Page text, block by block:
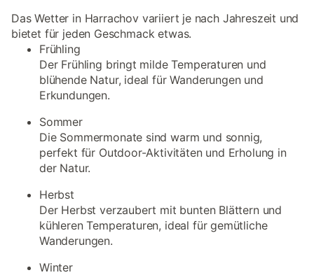
Das Wetter in Harrachov variiert je nach Jahreszeit und
bietet für jeden Geschmack etwas.
Frühling
Der Frühling bringt milde Temperaturen und
blühende Natur, ideal für Wanderungen und
Erkundungen.
Sommer
Die Sommermonate sind warm und sonnig,
perfekt für Outdoor-Aktivitäten und Erholung in
der Natur.
Herbst
Der Herbst verzaubert mit bunten Blättern und
kühleren Temperaturen, ideal für gemütliche
Wanderungen.
Winter